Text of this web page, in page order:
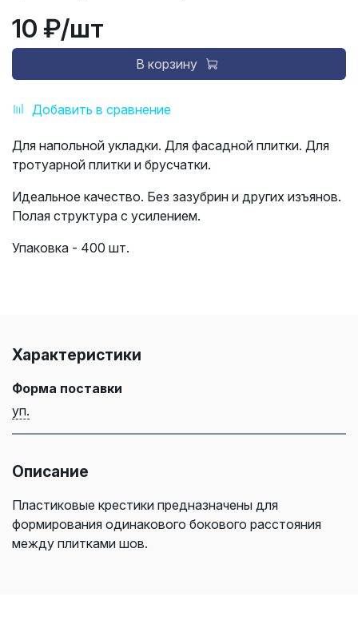
Добавить в сравнение
10 ₽/шт
В корзину
Для напольной укладки. Для фасадной плитки. Для
тротуарной плитки и брусчатки.
Идеальное качество. Без зазубрин и других изъянов.
Полая структура с усилением.
Упаковка - 400 шт.
Характеристики
Форма поставки
уп.
Описание
Пластиковые крестики предназначены для
формирования одинакового бокового расстояния
между плитками шов.